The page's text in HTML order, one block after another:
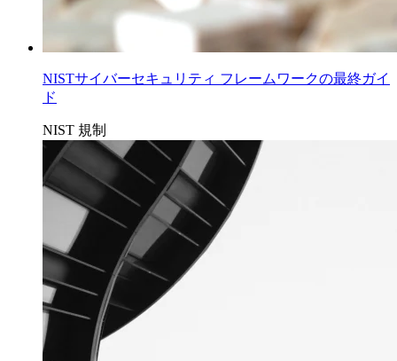
NISTサイバーセキュリティ フレームワークの最終ガイ
ド
NIST 規制